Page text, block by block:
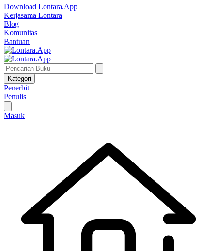
Download Lontara.App
Kerjasama Lontara
Blog
Komunitas
Bantuan
Kategori
Penerbit
Penulis
Masuk